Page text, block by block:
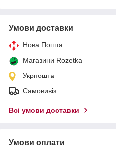
Умови доставки
Нова Пошта
Магазини Rozetka
Укрпошта
Самовивіз
Всі умови доставки
Умови оплати